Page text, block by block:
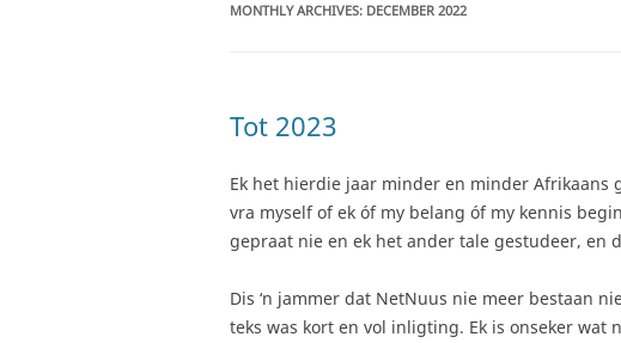
MONTHLY ARCHIVES: DECEMBER 2022
Tot 2023
Ek het hierdie jaar minder en minder Afrikaans
vra myself of ek óf my belang óf my kennis
gepraat nie en ek het ander tale gestudeer, en
Dis ‘n jammer dat NetNuus nie meer bestaan
teks was kort en vol inligting. Ek is onseker wat